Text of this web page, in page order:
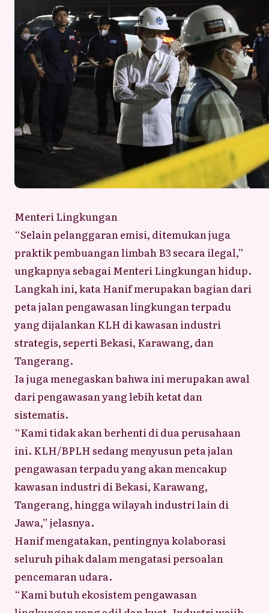
Menteri Lingkungan
“Selain pelanggaran emisi, ditemukan juga
praktik pembuangan limbah B3 secara ilegal,”
ungkapnya sebagai Menteri Lingkungan hidup.
Langkah ini, kata Hanif merupakan bagian dari
peta jalan pengawasan lingkungan terpadu
yang dijalankan KLH di kawasan industri
strategis, seperti Bekasi, Karawang, dan
Tangerang.
Ia juga menegaskan bahwa ini merupakan awal
dari pengawasan yang lebih ketat dan
sistematis.
“Kami tidak akan berhenti di dua perusahaan
ini. KLH/BPLH sedang menyusun peta jalan
pengawasan terpadu yang akan mencakup
kawasan industri di Bekasi, Karawang,
Tangerang, hingga wilayah industri lain di
Jawa,” jelasnya.
Hanif mengatakan, pentingnya kolaborasi
seluruh pihak dalam mengatasi persoalan
pencemaran udara.
“Kami butuh ekosistem pengawasan